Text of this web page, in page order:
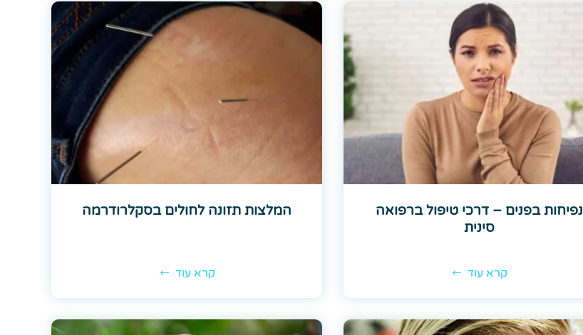
נפיחות בפנים – דרכי טיפול ברפואה
סינית
קרא עוד
המלצות תזונה לחולים בסקלרודרמה
קרא עוד